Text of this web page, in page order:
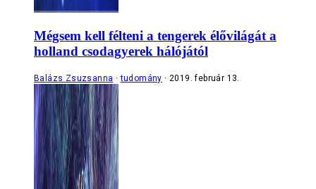
Mégsem kell félteni a tengerek élővilágát a
holland csodagyerek hálójától
Balázs Zsuzsanna tudomány 2019. február 13.